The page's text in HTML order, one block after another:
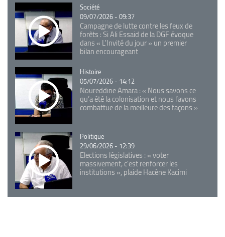
Catégorie
Société
09/07/2026 - 09:37
Campagne de lutte contre les feux de
forêts : Si Ali Essaid de la DGF évoque
dans « L'Invité du jour » un premier
bilan encourageant
Catégorie
Histoire
05/07/2026 - 14:12
Noureddine Amara : « Nous savons ce
qu’a été la colonisation et nous l’avons
combattue de la meilleure des façons »
Catégorie
Politique
29/06/2026 - 12:39
Elections législatives : « voter
massivement, c'est renforcer les
institutions », plaide Hacène Kacimi